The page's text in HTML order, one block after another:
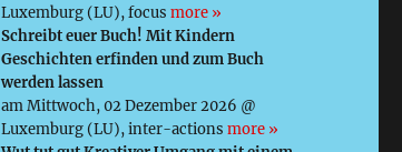
Luxemburg (LU), focusmore »
Schreibt euer Buch! Mit Kindern
Geschichten erfinden und zum Buch
werden lassen
am Mittwoch, 02 Dezember 2026 @
Luxemburg (LU), inter-actionsmore »